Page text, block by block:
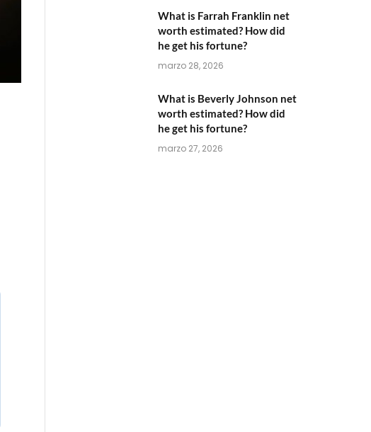
What is Farrah Franklin net
worth estimated? How did
he get his fortune?
marzo 28, 2026
What is Beverly Johnson net
worth estimated? How did
he get his fortune?
marzo 27, 2026